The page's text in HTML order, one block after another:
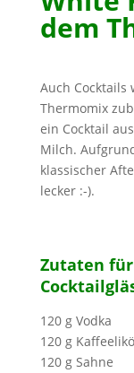
dem
Auch Cocktails
Thermomix
ein Cocktail
Milch.
klassischer
lecker :-).
Zutaten für
120 g Vodka
120 g
120 g Sahne